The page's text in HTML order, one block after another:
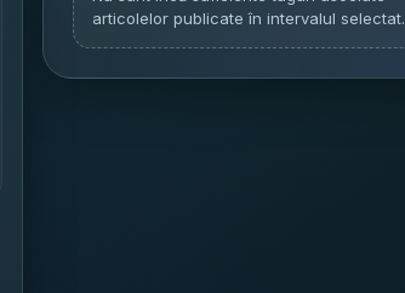
articolelor publicate în intervalul selectat.